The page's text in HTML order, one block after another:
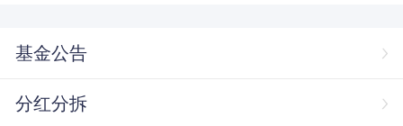
基金公告
分红分拆